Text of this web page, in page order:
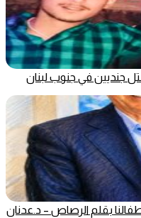
جنديين في جنوب لبنان
بقلم الرصاص – د.عدنان